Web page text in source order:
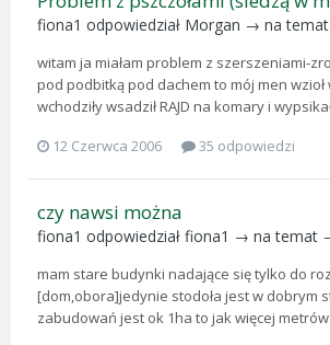
fiona1 odpowiedział Morgan → na
witam ja miałam problem z szerszeniami-
pod podbitką pod dachem to mój men wzioł
wchodziły wsadził RAJD na komary i
12 Czerwca 2006
35 odpowiedzi
czy nawsi można
fiona1 odpowiedział fiona1 → na temat
mam stare budynki nadające się tylko do
[dom,obora]jedynie stodoła jest w dobrym
zabudowań jest ok 1ha to jak więcej